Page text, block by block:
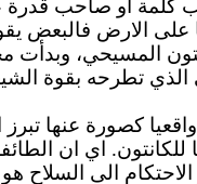
او صاحب قدرة
الارض فالبعض
المسيحي، وبدأت
الذي تطرحه
واقعيا كصورة عنها
اي ان